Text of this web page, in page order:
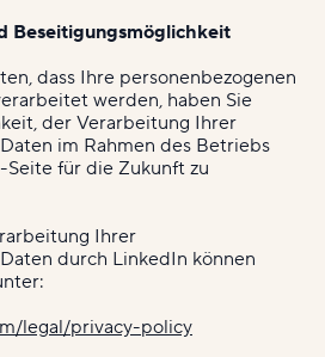
Beseitigungsmöglichkeit
dass Ihre personenbezogenen
werden, haben Sie
der Verarbeitung Ihrer
im Rahmen des Betriebs
für die Zukunft zu
Ihrer
durch LinkedIn können
legal/privacy-policy